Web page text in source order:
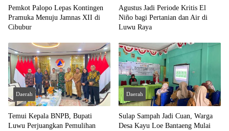
Pemkot Palopo Lepas Kontingen
Pramuka Menuju Jamnas XII di
Cibubur
Agustus Jadi Periode Kritis El
Niño bagi Pertanian dan Air di
Luwu Raya
Daerah
Temui Kepala BNPB, Bupati
Luwu Perjuangkan Pemulihan
Daerah
Sulap Sampah Jadi Cuan, Warga
Desa Kayu Loe Bantaeng Mulai